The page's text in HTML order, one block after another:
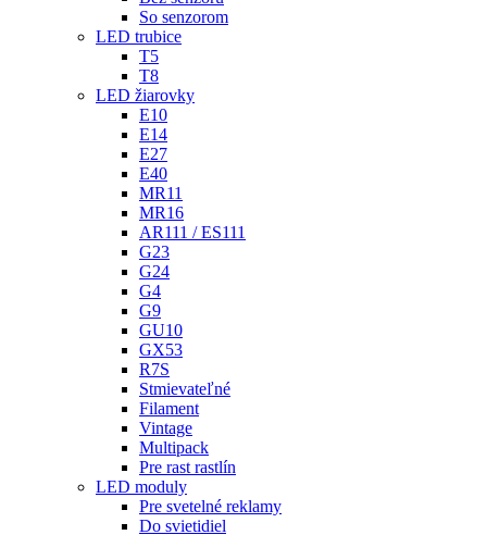
So senzorom
LED trubice
T5
T8
LED žiarovky
E10
E14
E27
E40
MR11
MR16
AR111 / ES111
G23
G24
G4
G9
GU10
GX53
R7S
Stmievateľné
Filament
Vintage
Multipack
Pre rast rastlín
LED moduly
Pre svetelné reklamy
Do svietidiel